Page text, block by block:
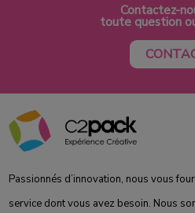
Contactez-
toute question
Passionnés d’innovation, nous vous
service dont vous avez besoin. Nous